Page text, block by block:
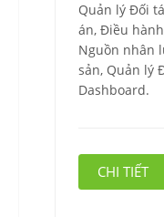
Quản lý Đối
án, Điều
Nguồn nhân
sản, Quản lý
Dashboard.
CHI TIẾT